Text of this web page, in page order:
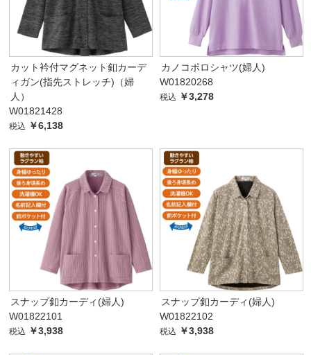
カット衿付マグネット釦カーデ
ィガン(指先ストレッチ)（婦
人）
W01821428
税込 ￥6,138
カノコポロシャツ(婦人)
W01820268
税込 ￥3,278
スナップ釦カーディ(婦人)
W01822101
税込 ￥3,938
スナップ釦カーディ(婦人)
W01822102
税込 ￥3,938